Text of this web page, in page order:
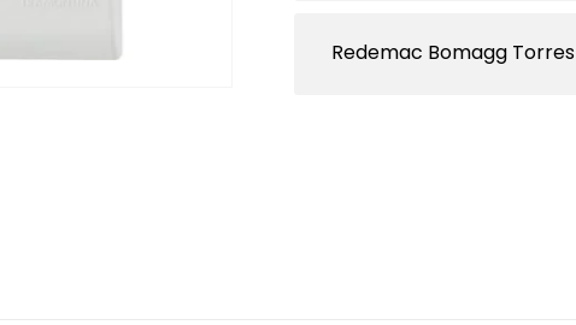
Redemac Bomagg Torres